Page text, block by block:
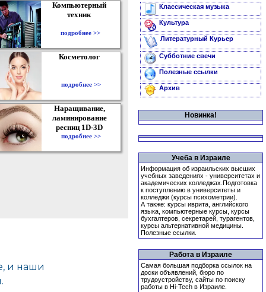
Компьютерный
техник
подробнее >>
Косметолог
подробнее >>
Наращивание,
ламинирование
ресниц 1D-3D
подробнее >>
Классическая музыка
Культура
Литературный Курьер
Субботние свечи
Полезные ссылки
Архив
Новинка!
Учеба в Израиле
Информация об израильских высших
учебных заведениях - университетах и
академических колледжах.Подготовка
к поступлению в университеты и
колледжи (курсы психометрии).
А также: курсы иврита, английского
языка, компьютерные курсы, курсы
бухгалтеров, секретарей, турагентов,
курсы альтернативной медицины.
Полезные ссылки.
Работа в Израиле
Самая большая подборка ссылок на
доски объявлений, бюро по
трудоустройству, сайты по поиску
работы в Hi-Tech в Израиле.